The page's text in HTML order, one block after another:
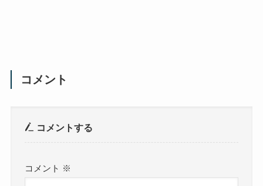
コメント
コメントする
コメント ※